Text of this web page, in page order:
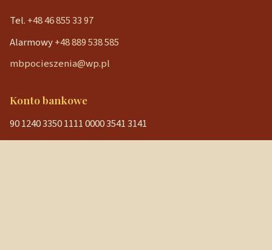
Tel. +48 46 855 33 97
Alarmowy+48 889 538 585
mbpocieszenia@wp.pl
Konto bankowe
90 1240 3350 1111 0000 3541 3141